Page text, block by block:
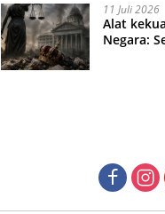
11 Juli 2026
Alat
Negara: